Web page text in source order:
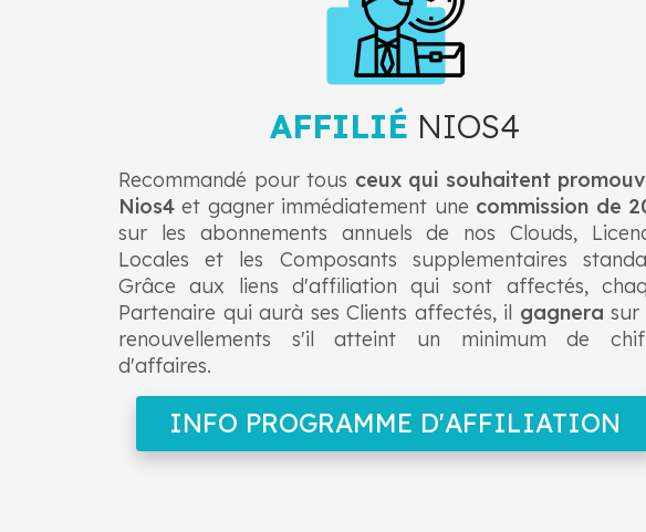
AFFILIÉ NIOS4
Recommandé pour tous ceux qui souhaitent
Nios4 et gagner immédiatement une commission de
sur les abonnements annuels de nos Clouds,
Locales et les Composants supplementaires
Grâce aux liens d'affiliation qui sont affectés,
Partenaire qui aurà ses Clients affectés, il gagnera sur
renouvellements s'il atteint un minimum de
d'affaires.
INFO PROGRAMME D'AFFILIATION